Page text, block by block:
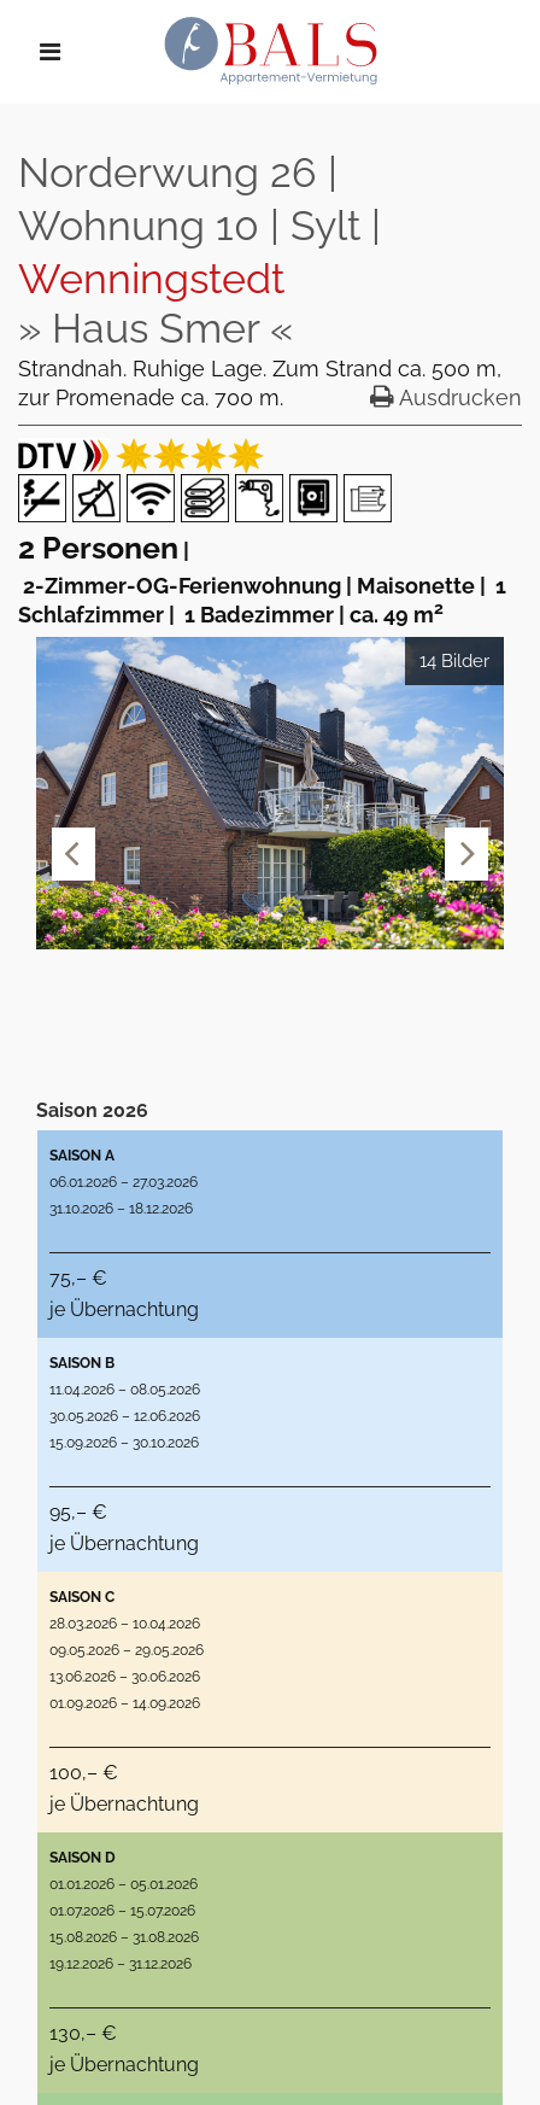
Norderwung 26 |
Wohnung 10 | Sylt |
Wenningstedt
» Haus Smer «
Strandnah. Ruhige Lage. Zum Strand ca. 500 m,
zur Promenade ca. 700 m.
Ausdrucken
2 Personen
2-Zimmer-OG-Ferienwohnung | Maisonette
1
Schlafzimmer
1 Badezimmer ca. 49 m2
14 Bilder
Saison 2026
SAISON A
06.01.2026 – 27.03.2026
31.10.2026 – 18.12.2026
75,– €
je Übernachtung
SAISON B
11.04.2026 – 08.05.2026
30.05.2026 – 12.06.2026
15.09.2026 – 30.10.2026
95,– €
je Übernachtung
SAISON C
28.03.2026 – 10.04.2026
09.05.2026 – 29.05.2026
13.06.2026 – 30.06.2026
01.09.2026 – 14.09.2026
100,– €
je Übernachtung
SAISON D
01.01.2026 – 05.01.2026
01.07.2026 – 15.07.2026
15.08.2026 – 31.08.2026
19.12.2026 – 31.12.2026
130,– €
je Übernachtung